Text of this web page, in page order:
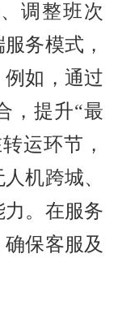
调整班次
务模式，
如，通过
，提升“最
运环节，
机跨城、
。在服务
保客服及